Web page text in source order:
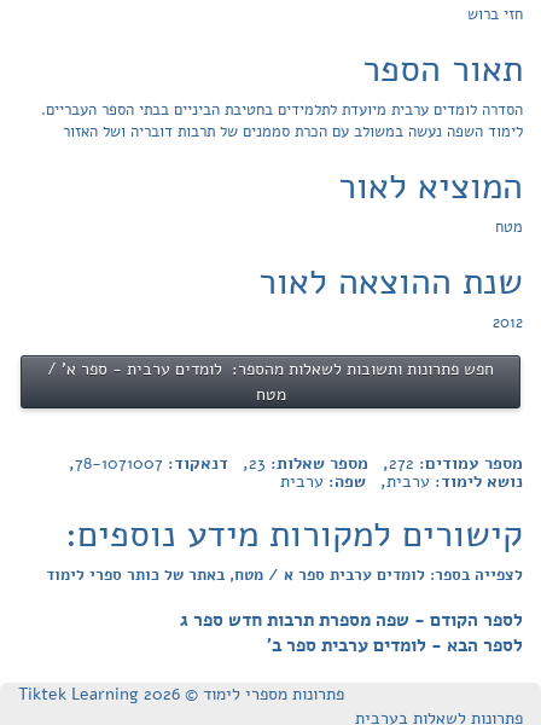
חזי ברוש
תאור הספר
הסדרה לומדים ערבית מיועדת לתלמידים בחטיבת הביניים בבתי הספר העבריים.
לימוד השפה נעשה במשולב עם הכרת סממנים של תרבות דובריה ושל האזור
המוציא לאור
מטח
שנת ההוצאה לאור
2012
חפש פתרונות ותשובות לשאלות מהספר: לומדים ערבית - ספר א' /
מטח
מספר עמודים: 272, מספר שאלות: 23, דנאקוד: 78-1071007
,
נושא לימוד: ערבית, שפה: ערבית
קישורים למקורות מידע נוספים:
לצפייה בספר: לומדים ערבית ספר א / מטח, באתר של כותר ספרי לימוד
לספר הקודם - שפה מספרת תרבות חדש ספר ג
לספר הבא - לומדים ערבית ספר ב'
פתרונות מספרי לימוד © Tiktek Learning 2026
פתרונות לשאלות בערבית